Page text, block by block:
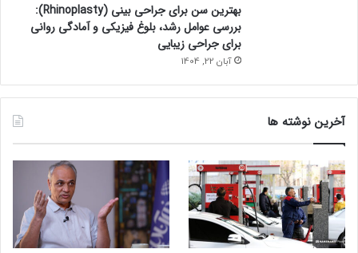
بهترین سن برای جراحی بینی (Rhinoplasty):
بررسی عوامل رشد، بلوغ فیزیکی و آمادگی روانی
برای جراحی زیبایی
آبان 22, 1404
آخرین نوشته ها